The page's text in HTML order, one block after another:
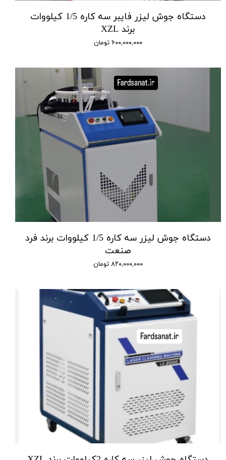
دستگاه جوش لیزر فایبر سه کاره 1/5 کیلووات
برند XZL
۶۰۰,۰۰۰,۰۰۰ تومان
دستگاه جوش لیزر سه کاره 1/5 کیلووات برند فرد
صنعت
۸۲۰,۰۰۰,۰۰۰ تومان